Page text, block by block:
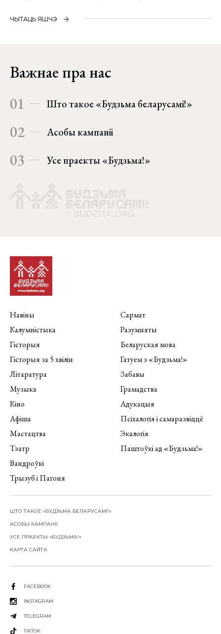
ЧЫТАЦЬ ЯШЧЭ
Важнае пра нас
01 Што такое «Будзьма беларусамі!»
02 Асобы кампаніі
03 Усе праекты «Будзьма!»
Навіны
Калумністыка
Гісторыя
Гісторыя за 5 хвілін
Літаратура
Музыка
Кіно
Афіша
Мастацтва
Тэатр
Вандроўкі
Трызуб і Пагоня
Сармат
Разумняты
Беларуская мова
Гатуем з «Будзьма!»
Забавы
Грамадства
Адукацыя
Псіхалогія і самаразвіццё
Экалогія
Паштоўкі ад «Будзьма!»
ШТО ТАКОЕ «БУДЗЬМА БЕЛАРУСАМІ!»
АСОБЫ КАМПАНІІ
УСЕ ПРАЕКТЫ «БУДЗЬМА!»
КАРТА САЙТА
FACEBOOK
INSTAGRAM
TELEGRAM
TIKTOK